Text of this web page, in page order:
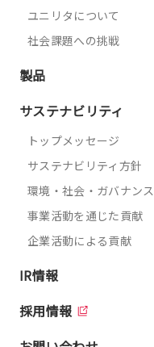
ユニリタについて
社会課題への挑戦
製品
サステナビリティ
トップメッセージ
サステナビリティ方針
環境・社会・ガバナンス
事業活動を通じた貢献
企業活動による貢献
IR情報
採用情報